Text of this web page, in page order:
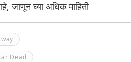
जाणून घ्या अधिक माहिती
Dead